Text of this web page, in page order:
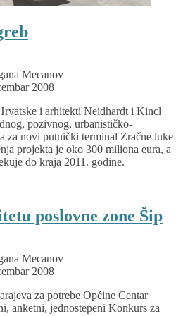
Mecanov
2008
i arhitekti Neidhardt i Kincl
pozivnog, urbanističko-
za novi putnički terminal Zračne luke
projekta je oko 300 miliona eura, a
do kraja 2011. godine.
poslovne zone Šip
Mecanov
2008
za potrebe Općine Centar
anketni, jednostepeni Konkurs za